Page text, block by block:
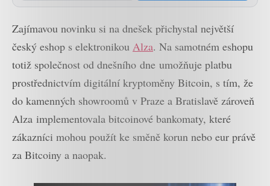
Zajímavou novinku si na dnešek přichystal největší
český eshop s elektronikou Alza. Na samotném eshopu
totiž společnost od dnešního dne umožňuje platbu
prostřednictvím digitální kryptoměny Bitcoin, s tím, že
do kamenných showroomů v Praze a Bratislavě zároveň
Alza implementovala bitcoinové bankomaty, které
zákazníci mohou použít ke směně korun nebo eur právě
za Bitcoiny a naopak.